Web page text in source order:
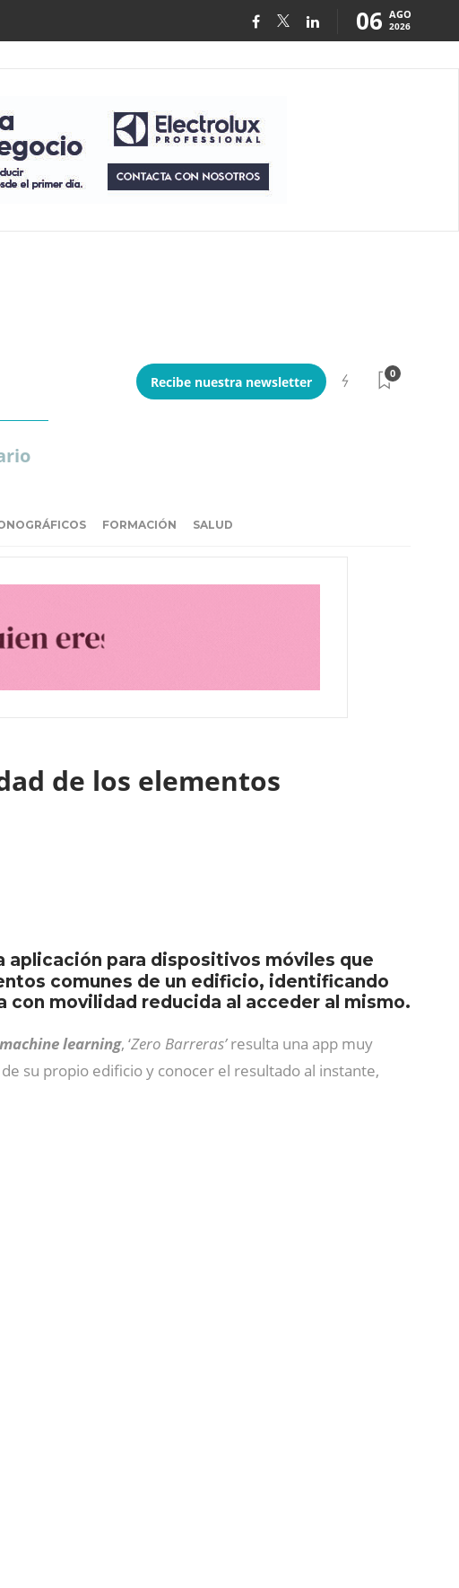
06 AGO
2026
Recibe nuestra newsletter
0
FORMACIÓN SALUD
de los elementos
aplicación para dispositivos móviles que
comunes de un edificio, identificando
con movilidad reducida al acceder al mismo.
machine learning, ‘Zero Barreras’resulta una app muy
de su propio edificio y conocer el resultado al instante,